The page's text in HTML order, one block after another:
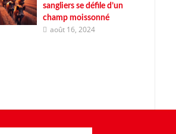
sangliers se défile d’un
champ moissonné
août 16, 2024